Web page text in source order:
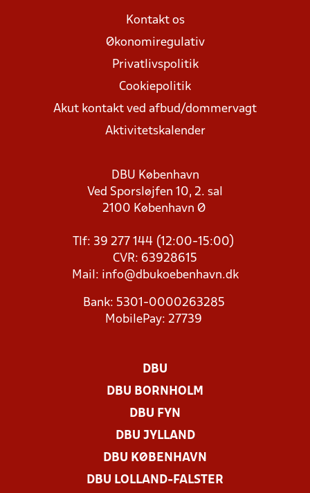
Kontakt os
Økonomiregulativ
Privatlivspolitik
Cookiepolitik
Akut kontakt ved afbud/dommervagt
Aktivitetskalender
DBU København
Ved Sporsløjfen 10, 2. sal
2100 København Ø
Tlf: 39 277 144 (12:00-15:00)
CVR: 63928615
Mail: info@dbukoebenhavn.dk
Bank: 5301-0000263285
MobilePay: 27739
DBU
DBU BORNHOLM
DBU FYN
DBU JYLLAND
DBU KØBENHAVN
DBU LOLLAND-FALSTER